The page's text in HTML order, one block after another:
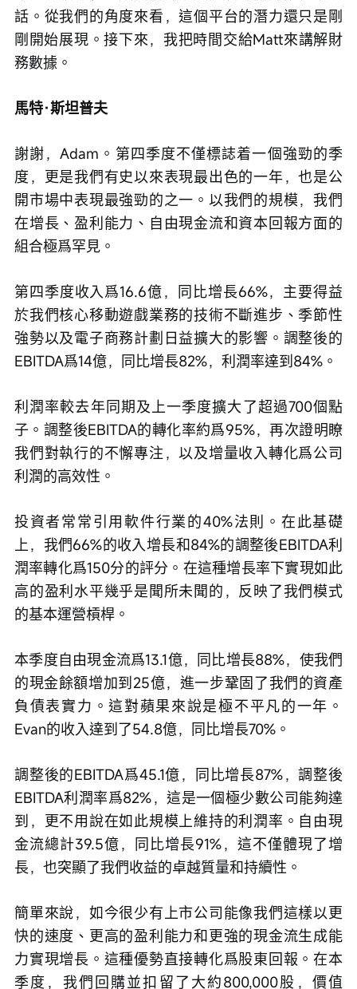
話。從我們的角度來看，這個平台的潛力還只是剛
剛開始展現。接下來，我把時間交給Matt來講解財
務數據。
馬特·斯坦普夫
謝謝，Adam。第四季度不僅標誌着一個強勁的季
度，更是我們有史以來表現最出色的一年，也是公
開市場中表現最強勁的之一。以我們的規模，我們
在增長、盈利能力、自由現金流和資本回報方面的
組合極爲罕見。
第四季度收入爲16.6億，同比增長66%，主要得益
於我們核心移動遊戲業務的技術不斷進步、季節性
強勢以及電子商務計劃日益擴大的影響。調整後的
EBITDA爲14億，同比增長82%，利潤率達到84%。
利潤率較去年同期及上一季度擴大了超過700個點
子。調整後EBITDA的轉化率約爲95%，再次證明瞭
我們對執行的不懈專注，以及增量收入轉化爲公司
利潤的高效性。
投資者常常引用軟件行業的40%法則。在此基礎
上，我們66%的收入增長和84%的調整後EBITDA利
潤率轉化爲150分的評分。在這種增長率下實現如此
高的盈利水平幾乎是聞所未聞的，反映了我們模式
的基本運營槓桿。
本季度自由現金流爲13.1億，同比增長88%，使我們
的現金餘額增加到25億，進一步鞏固了我們的資產
負債表實力。這對蘋果來說是極不平凡的一年。
Evan的收入達到了54.8億，同比增長70%。
調整後的EBITDA爲45.1億，同比增長87%，調整後
EBITDA利潤率爲82%，這是一個極少數公司能夠達
到，更不用說在如此規模上維持的利潤率。自由現
金流總計39.5億，同比增長91%，這不僅體現了增
長，也突顯了我們收益的卓越質量和持續性。
簡單來說，如今很少有上市公司能像我們這樣以更
快的速度、更高的盈利能力和更強的現金流生成能
力實現增長。這種優勢直接轉化爲股東回報。在本
季度，我們回購並扣留了大約800,000股，價值